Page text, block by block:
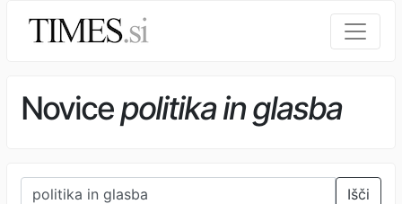
Novicepolitika in glasba
Išči